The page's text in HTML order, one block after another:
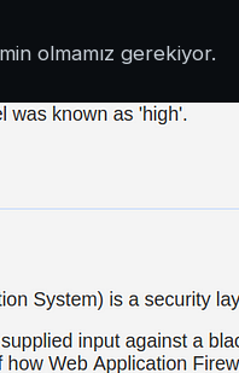
olmamız gerekiyor.